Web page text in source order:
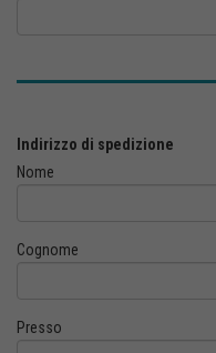
Indirizzo di spedizione
Nome
Cognome
Presso